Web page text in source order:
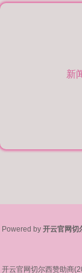
新
Powered by 开云官网切
开云官网切尔西赞助商